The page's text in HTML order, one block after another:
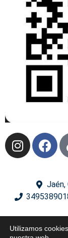
Jaén,
2024 ®
Utilizamos